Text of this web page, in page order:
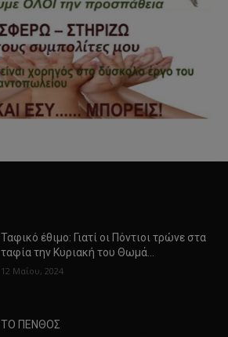
Ταφικό έθιμο: Γιατί οι Πόντιοι τρώνε στα
ταφία την Κυριακή του Θωμά…
12 Μαΐου, 2024
ΤΟ ΠΕΝΘΟΣ